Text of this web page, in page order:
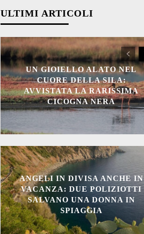
ULTIMI ARTICOLI
UN GIOIELLO ALATO NEL
CUORE DELLA SILA:
AVVISTATA LA RARISSIMA
CICOGNA NERA
ANGELI IN DIVISA ANCHE IN
VACANZA: DUE POLIZIOTTI
SALVANO UNA DONNA IN
SPIAGGIA